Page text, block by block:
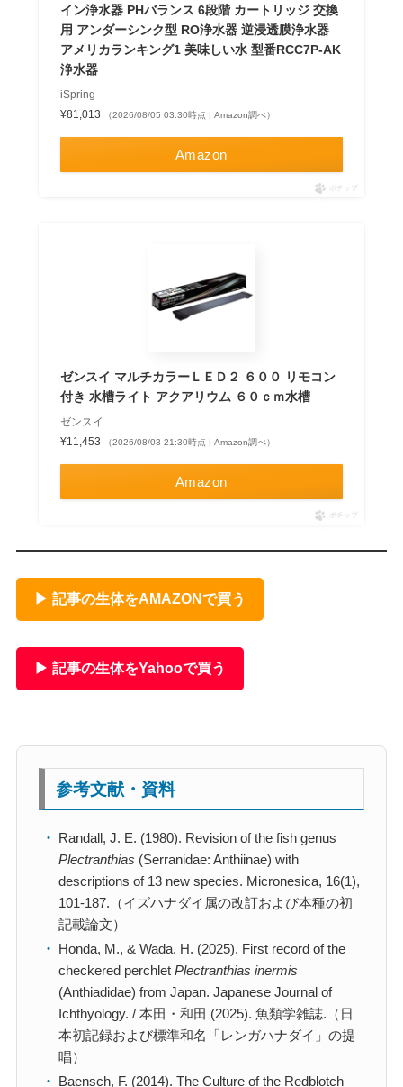
イン浄水器 PHバランス 6段階 カートリッジ 交換
用 アンダーシンク型 RO浄水器 逆浸透膜浄水器
アメリカランキング1 美味しい水 型番RCC7P-AK
浄水器
iSpring
¥81,013
（2026/08/05 03:30時点 | Amazon調べ）
Amazon
ポチップ
ゼンスイ マルチカラーＬＥＤ２ ６００ リモコン
付き 水槽ライト アクアリウム ６０ｃｍ水槽
ゼンスイ
¥11,453
（2026/08/03 21:30時点 | Amazon調べ）
Amazon
ポチップ
▶ 記事の生体をAMAZONで買う
▶ 記事の生体をYahooで買う
参考文献・資料
Randall, J. E. (1980). Revision of the fish genus
Plectranthias (Serranidae: Anthiinae) with
descriptions of 13 new species. Micronesica, 16(1),
101-187.（イズハナダイ属の改訂および本種の初
記載論文）
Honda, M., & Wada, H. (2025). First record of the
checkered perchlet Plectranthias inermis
(Anthiadidae) from Japan. Japanese Journal of
Ichthyology. / 本田・和田 (2025). 魚類学雑誌.（日
本初記録および標準和名「レンガハナダイ」の提
唱）
Baensch, F. (2014). The Culture of the Redblotch